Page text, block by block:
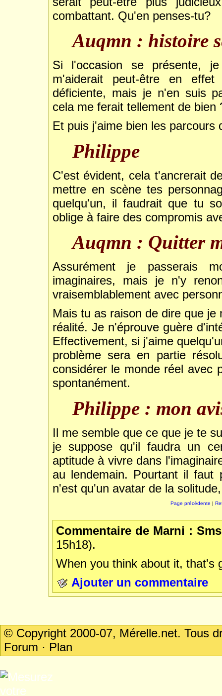
combattant. Qu'en penses-tu?
Auqmn : histoire
Si l'occasion se présente, je
m'aiderait peut-être en
déficiente, mais je n'en suis
cela me ferait tellement de bien
Et puis j'aime bien les parcours
Philippe
C'est évident, cela t'ancrerait
mettre en scène tes
quelqu'un, il faudrait que tu
oblige à faire des compromis
Auqmn : Quitter
Assurément je passerais
imaginaires, mais je n'y
vraisemblablement avec
Mais tu as raison de dire que
réalité. Je n'éprouve guère
Effectivement, si j'aime
problème sera en partie
considérer le monde réel avec
spontanément.
Philippe : mon
Il me semble que ce que je te
je suppose qu'il faudra un
aptitude à vivre dans
au lendemain. Pourtant il faut
n'est qu'un avatar de la
Page précédente |
Commentaire de Marni :
15h18).
When you think about it, that's
Ajouter un commentaire
© Copyright 2000-07, Mérelle.net.
Forum · Plan